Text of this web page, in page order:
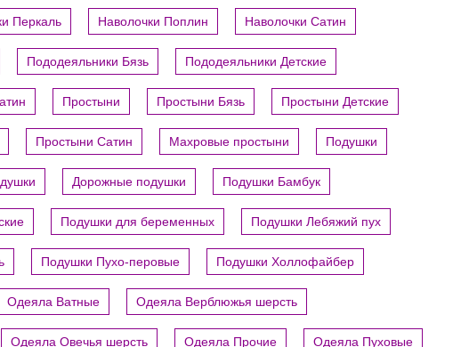
Перкаль Наволочки Поплин Наволочки Сатин
Пододеяльники Бязь Пододеяльники Детские
Простыни Простыни Бязь Простыни Детские
Простыни Сатин Махровые простыни Подушки
Дорожные подушки Подушки Бамбук
Подушки для беременных Подушки Лебяжий пух
Подушки Пухо-перовые Подушки Холлофайбер
Одеяла Ватные Одеяла Верблюжья шерсть
Одеяла Овечья шерсть Одеяла Прочие Одеяла Пуховые